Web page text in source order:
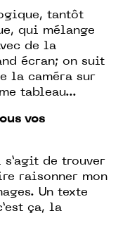
tantôt
qui mélange
de la
écran; on suit
la caméra sur
tableau...
vos
s’agit de trouver
raisonner mon
Un texte
ça, la